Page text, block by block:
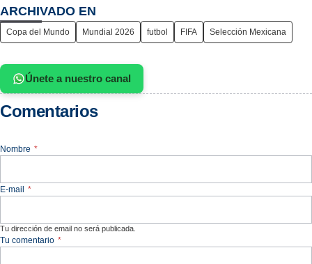
ARCHIVADO EN
Copa del Mundo Mundial 2026 futbol FIFA Selección Mexicana
Únete a nuestro canal
Comentarios
Nombre *
E-mail *
Tu dirección de email no será publicada.
Tu comentario *